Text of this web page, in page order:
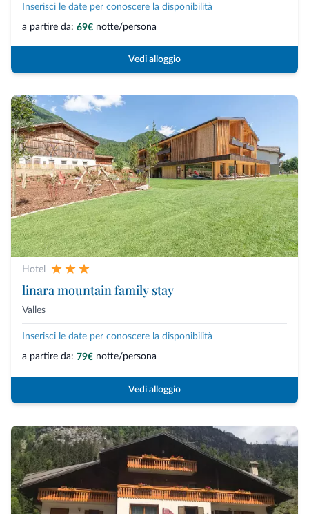
Inserisci le date per conoscere la disponibilità
a partire da: 69€ notte/persona
Vedi alloggio
Hotel
linara mountain family stay
Valles
Inserisci le date per conoscere la disponibilità
a partire da: 79€ notte/persona
Vedi alloggio